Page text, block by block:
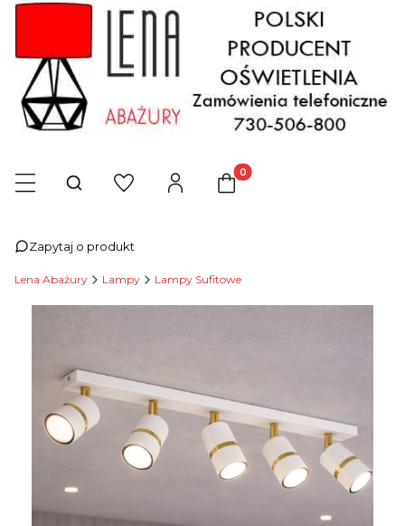
Otwórz wyszukiwarkę Produkty w koszyku: 0.
Zapytaj o produkt
Lena Abażury Lampy Lampy Sufitowe